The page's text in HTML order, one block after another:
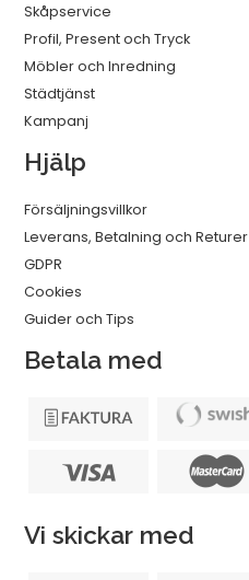
Skåpservice
Profil, Present och Tryck
Möbler och Inredning
Städtjänst
Kampanj
Hjälp
Försäljningsvillkor
Leverans, Betalning och Returer
GDPR
Cookies
Guider och Tips
Betala med
Vi skickar med